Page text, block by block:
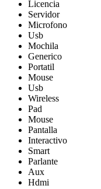
Licencia
Servidor
Microfono
Usb
Mochila
Generico
Portatil
Mouse
Usb
Wireless
Pad
Mouse
Pantalla
Interactivo
Smart
Parlante
Aux
Hdmi